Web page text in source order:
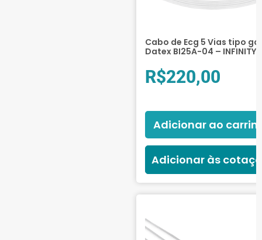
Cabo de Ecg 5 Vias tipo
Datex BI25A-04 – INFINITY
R$220,00
Adicionar ao
Adicionar às